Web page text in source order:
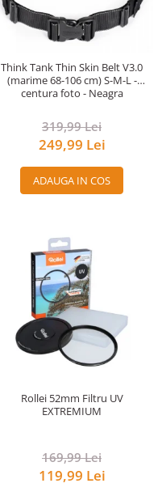
Think Tank Thin Skin Belt V3.0
(marime 68-106 cm) S-M-L -
centura foto - Neagra
319,99 Lei
249,99 Lei
ADAUGA IN COS
Rollei 52mm Filtru UV
EXTREMIUM
169,99 Lei
119,99 Lei